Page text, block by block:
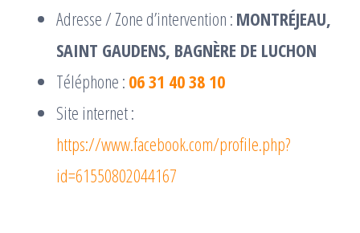
Adresse / Zone d’intervention : MONTRÉJEAU,
SAINT GAUDENS, BAGNÈRE DE LUCHON
Téléphone : 06 31 40 38 10
Site internet :
https://www.facebook.com/profile.php?
id=61550802044167